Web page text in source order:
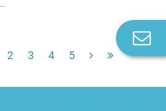
2 3 4 5